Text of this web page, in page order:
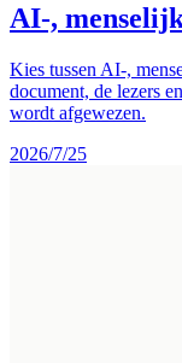
AI-,
Kies tussen AI-,
document, de lezers
wordt afgewezen.
2026/7/25